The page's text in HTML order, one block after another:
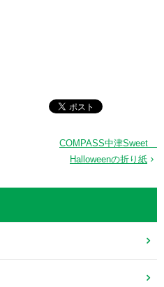
COMPASS中津Sweet
Halloweenの折り紙